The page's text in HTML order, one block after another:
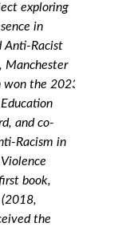
exploring
in
Anti-Racist
Manchester
won the 2023
and co-
Racism in
book,
the